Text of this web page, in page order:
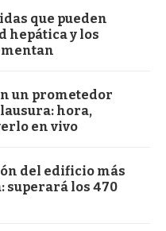
que pueden
hepática y los
un prometedor
hora,
en vivo
del edificio más
superará los 470